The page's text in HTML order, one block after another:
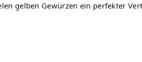
gelben Gewürzen ein perfekter